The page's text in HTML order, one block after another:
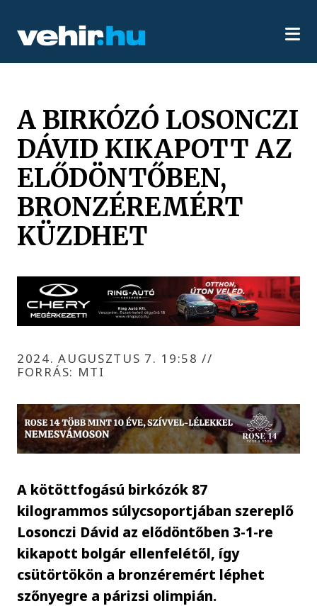
A BIRKÓZÓ LOSONCZI
DÁVID KIKAPOTT AZ
ELŐDÖNTŐBEN,
BRONZÉREMÉRT
KÜZDHET
2024. AUGUSZTUS 7. 19:58//
FORRÁS: MTI
A kötöttfogású birkózók 87
kilogrammos súlycsoportjában szereplő
Losonczi Dávid az elődöntőben 3-1-re
kikapott bolgár ellenfelétől, így
csütörtökön a bronzéremért léphet
szőnyegre a párizsi olimpián.